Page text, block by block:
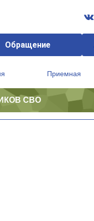
Обращение
Приемная
СВО